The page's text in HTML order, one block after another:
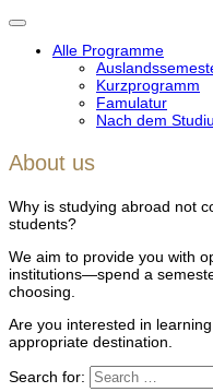
Toggle
navigationAlle Programme
Kurzprogramm
Famulatur
Nach dem
About us
Why is studying abroad not
students?
We aim to provide you with
institutions—spend a
choosing.
Are you interested in
appropriate destination.
Search for: